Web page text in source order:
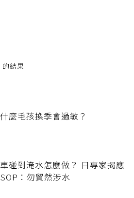
結果
麼毛孩換季會過敏？
碰到淹水怎麼做？ 日專家揭應
：勿貿然涉水